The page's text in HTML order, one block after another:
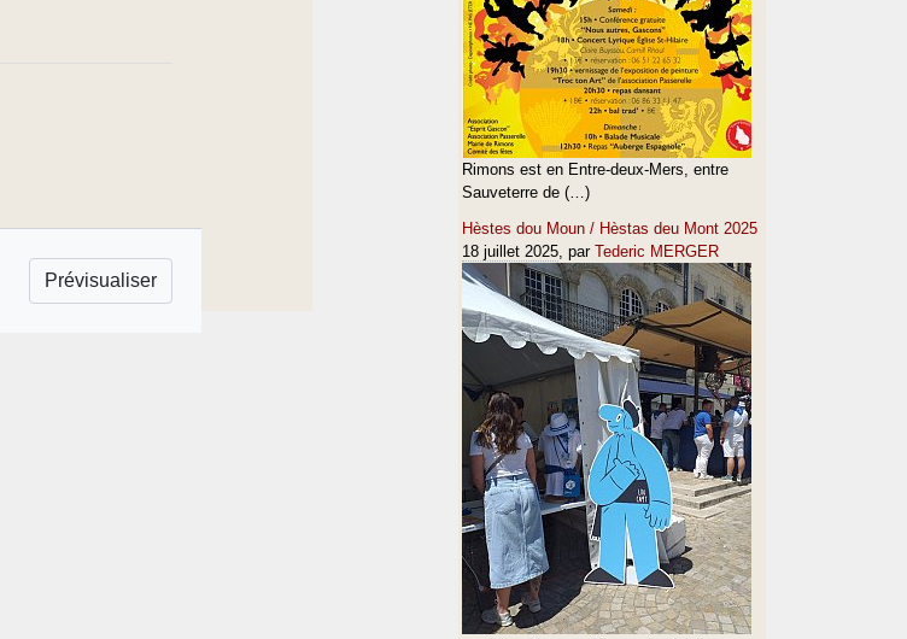
Rimons est en Entre-deux-Mers, entre
Sauveterre de (…)
Hèstes dou Moun / Hèstas deu Mont 2025
18 juillet 2025, par Tederic MERGER